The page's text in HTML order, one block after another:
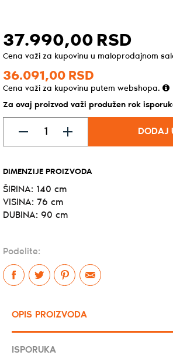
37.990,00 RSD
Cena važi za kupovinu u maloprodajnom
36.091,00 RSD
Cena važi za kupovinu putem webshopa.
Za ovaj proizvod važi produžen rok
DODAJ
DIMENZIJE PROIZVODA
ŠIRINA: 140 cm
VISINA: 76 cm
DUBINA: 90 cm
Podelite:
OPIS PROIZVODA
ISPORUKA